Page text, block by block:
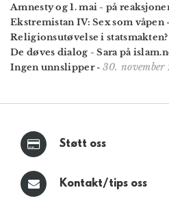
Amnesty og 1. mai - på
Ekstremistan IV: Sex som våpen-
Religionsutøvelse i
De døves dialog - Sara på
Ingen unnslipper- 30. november
Støtt oss
Kontakt/tips oss